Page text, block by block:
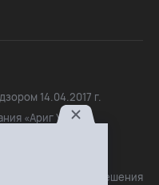
14.04.2017 г.
«Ариг Ус»,
письменного разрешения